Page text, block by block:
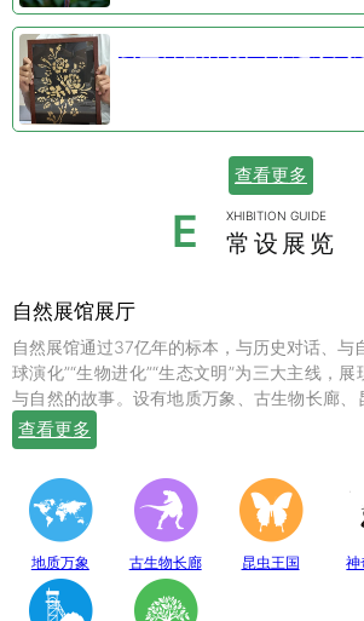
查看更多
E XHIBITION GUIDE
常设展览
自然展馆展厅
自然展馆通过37亿年的标本，与历史对话、与
球演化”“生物进化”“生态文明”为三大主线，
与自然的故事。设有地质万象、古生物长廊、
史前探秘、煤海之光和生命之光七个常设展厅
斜长麻粒岩等矿物标本；有鱼龙、翼龙、马门
等珍贵的化石；有秦岭大熊猫、金丝猴、羚牛
等珍稀动植物标本，呈现出一幅绚丽多姿的地
查看更多
地质万象 古生物长廊 昆虫王国 神